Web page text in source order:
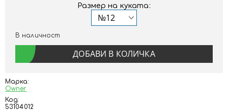
Марка:
Owner
Код:
53104012
Размер на куката:
В наличност